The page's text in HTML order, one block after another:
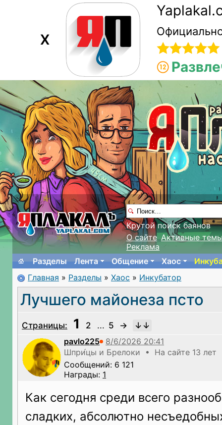
X
Крутой поиск баянов
О сайте Активные
Реклама
Разделы
Лента Общение Хаос
Главная » Разделы » Хаос » Инкубатор
Лучшего майонеза псто
Страницы: 1 2 ... 5
→
pavlo225
Шпри́цы и Брелоки • На сайте 13 лет
Сообщений: 6 121
Награды: 1
Как сегодня среди всего
сладких, абсолютно